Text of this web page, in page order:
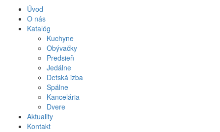
Úvod
O nás
Katalóg
Kuchyne
Obývačky
Predsieň
Jedálne
Detská izba
Spálne
Kancelária
Dvere
Aktuality
Kontakt